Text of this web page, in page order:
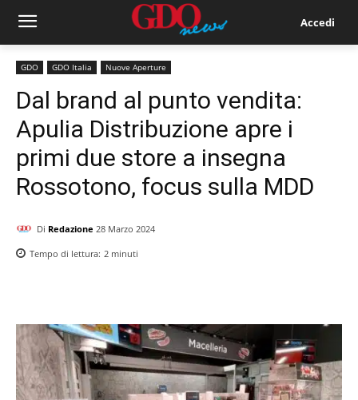
Accedi
GDO GDO Italia Nuove Aperture
Dal brand al punto vendita:
Apulia Distribuzione apre i
primi due store a insegna
Rossotono, focus sulla MDD
Di Redazione 28 Marzo 2024
Tempo di lettura: 2 minuti